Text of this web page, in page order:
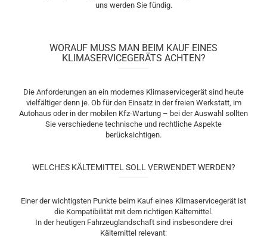
uns werden Sie fündig.
WORAUF MUSS MAN BEIM KAUF EINES
KLIMASERVICEGERÄTS ACHTEN?
Die Anforderungen an ein modernes Klimaservicegerät sind heute
vielfältiger denn je. Ob für den Einsatz in der freien Werkstatt, im
Autohaus oder in der mobilen Kfz-Wartung – bei der Auswahl sollten
Sie verschiedene technische und rechtliche Aspekte
berücksichtigen.
WELCHES KÄLTEMITTEL SOLL VERWENDET WERDEN?
Einer der wichtigsten Punkte beim Kauf eines Klimaservicegerät ist
die Kompatibilität mit dem richtigen Kältemittel.
In der heutigen Fahrzeuglandschaft sind insbesondere drei
Kältemittel relevant: